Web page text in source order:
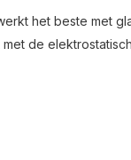
het beste met
de